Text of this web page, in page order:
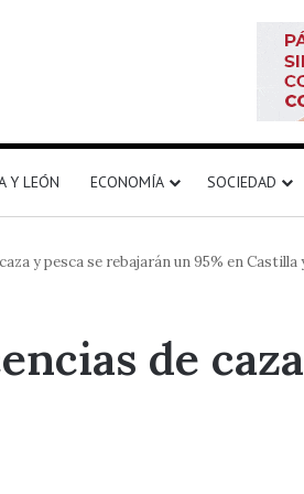
Y LEÓN ECONOMÍA SOCIEDAD
y pesca se rebajarán un 95% en Castilla
de